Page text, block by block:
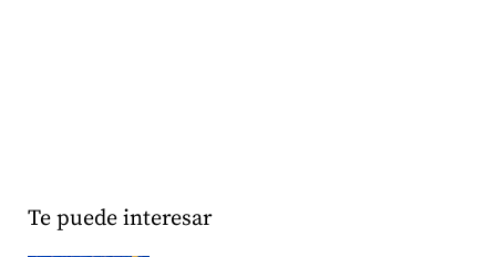
Te puede interesar